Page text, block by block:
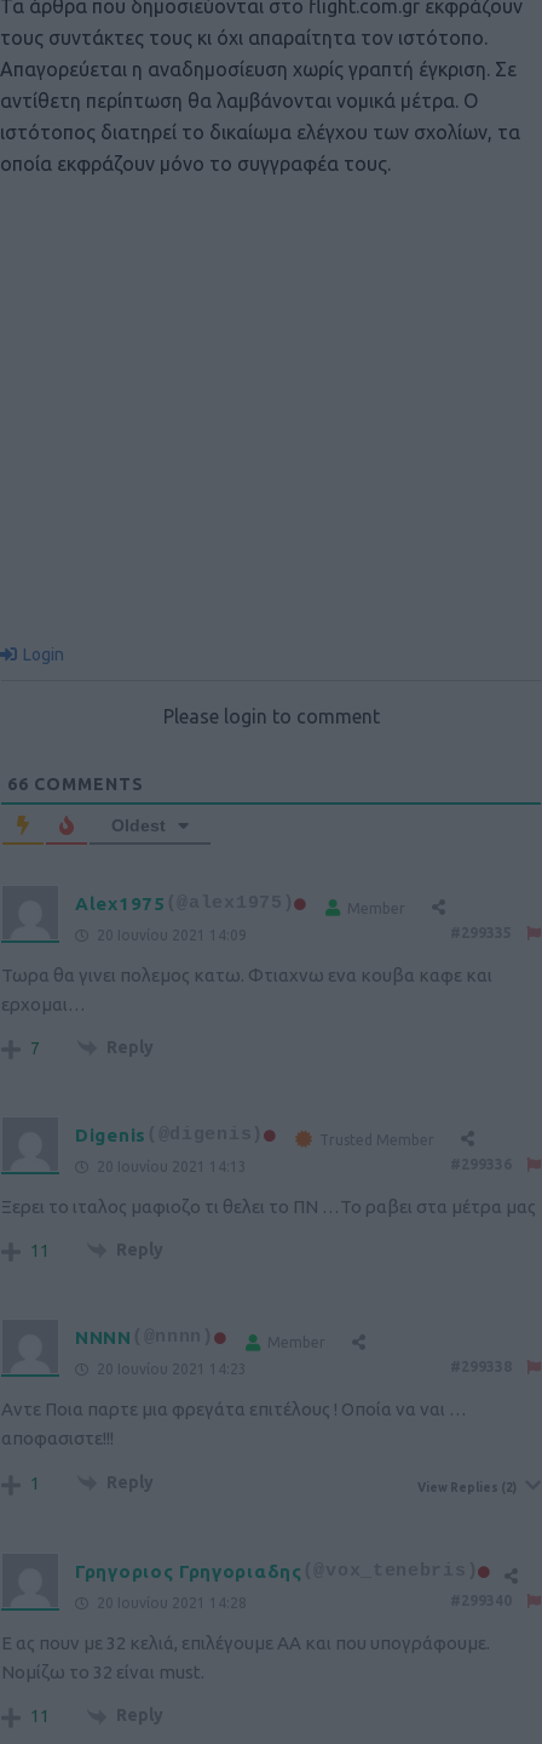
Τα άρθρα που δημοσιεύονται στο flight.com.gr εκφράζουν
τους συντάκτες τους κι όχι απαραίτητα τον ιστότοπο.
Απαγορεύεται η αναδημοσίευση χωρίς γραπτή έγκριση. Σε
αντίθετη περίπτωση θα λαμβάνονται νομικά μέτρα. Ο
ιστότοπος διατηρεί το δικαίωμα ελέγχου των σχολίων, τα
οποία εκφράζουν μόνο το συγγραφέα τους.
Login
Please login to comment
66 COMMENTS
Oldest
Alex1975 (@alex1975)
Member
20 Ιουνίου 2021 14:09
Τωρα θα γινει πολεμος κατω. Φτιαχνω ενα κουβα καφε και
ερχομαι…
7 Reply
Digenis
Trusted Member
20 Ιουνίου 2021 14:13
Ξερει το ιταλος μαφιοζο τι θελει το ΠΝ …Το ραβει στα μέτρα μας
11 Reply
NNNN
Member
20 Ιουνίου 2021 14:23
Αντε Ποια παρτε μια φρεγάτα επιτέλους ! Οποία να ναι …
αποφασιστε!!!
1 Reply View Replies (2)
Γρηγοριος Γρηγοριαδης (@vox_tenebris)
20 Ιουνίου 2021 14:28
Ε ας πουν με 32 κελιά, επιλέγουμε ΑΑ και που υπογράφουμε.
Νομίζω το 32 είναι must.
11 Reply